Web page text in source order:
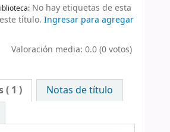
No hay etiquetas de esta
título. Ingresar para agregar
Valoración media: 0.0 (0 votos)
( 1 )
Notas de título